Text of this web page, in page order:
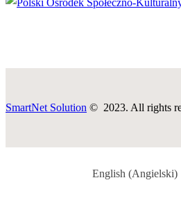
SmartNet Solution © 2023. All rights
English (Angielski)